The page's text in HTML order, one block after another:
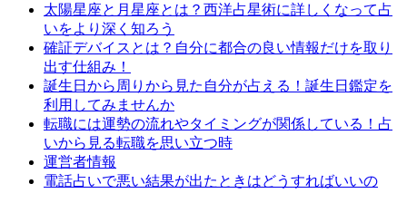
太陽星座と月星座とは？西洋占星術に詳しくなって占
いをより深く知ろう
確証デバイスとは？自分に都合の良い情報だけを取り
出す仕組み！
誕生日から周りから見た自分が占える！誕生日鑑定を
利用してみませんか
転職には運勢の流れやタイミングが関係している！占
いから見る転職を思い立つ時
運営者情報
電話占いで悪い結果が出たときはどうすればいいの